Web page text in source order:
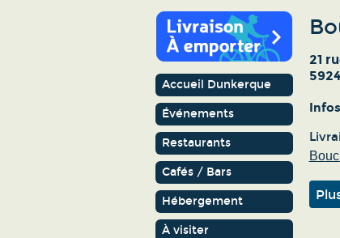
Accueil Dunkerque
Événements
Restaurants
Cafés / Bars
Hébergement
À visiter
21